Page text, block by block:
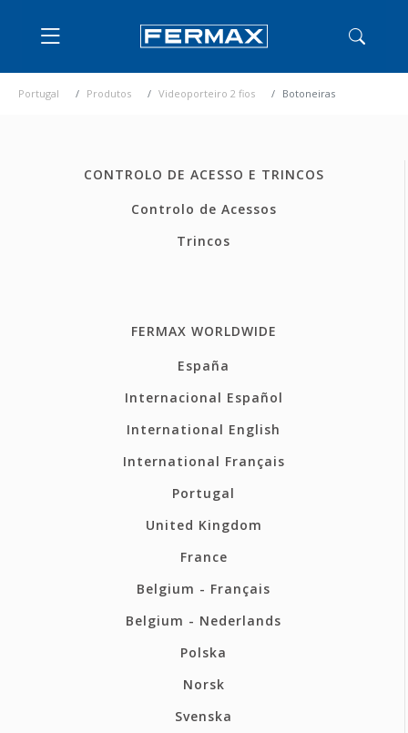
Portugal Produtos Videoporteiro 2 fios Botoneiras
CONTROLO DE ACESSO E TRINCOS
Controlo de Acessos
Trincos
FERMAX WORLDWIDE
España
Internacional Español
International English
International Français
Portugal
United Kingdom
France
Belgium - Français
Belgium - Nederlands
Polska
Norsk
Svenska